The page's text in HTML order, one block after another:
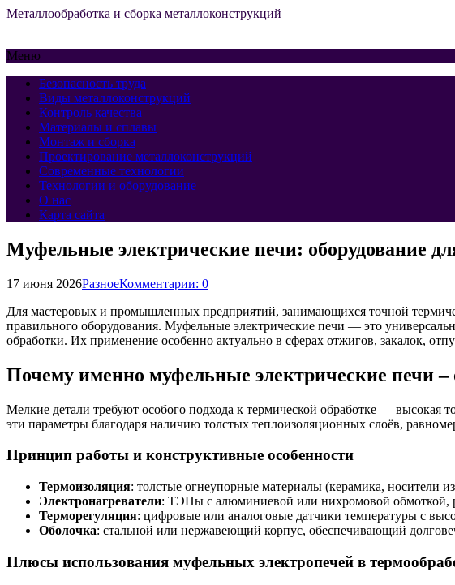
Металлообработка и сборка металлоконструкций
Меню
Безопасность труда
Виды металлоконструкций
Контроль качества
Материалы и сплавы
Монтаж и сборка
Проектирование металлоконструкций
Современные технологии
Технологии и оборудование
О нас
Карта сайта
Муфельные электрические печи: оборудование
17 июня 2026РазноеКомментарии: 0
Для мастеровых и промышленных предприятий, занимающихся точной
правильного оборудования. Муфельные электрические печи — это
обработки. Их применение особенно актуально в сферах отжигов, закалок,
Почему именно муфельные электрические печи
Мелкие детали требуют особого подхода к термической обработке —
эти параметры благодаря наличию толстых теплоизоляционных слоёв,
Принцип работы и конструктивные особенности
Термоизоляция: толстые огнеупорные материалы (керамика, носители
Электронагреватели: ТЭНы с алюминиевой или нихромовой обмоткой,
Терморегуляция: цифровые или аналоговые датчики температуры с
Оболочка: стальной или нержавеющий корпус, обеспечивающий
Плюсы использования муфельных электропечей в